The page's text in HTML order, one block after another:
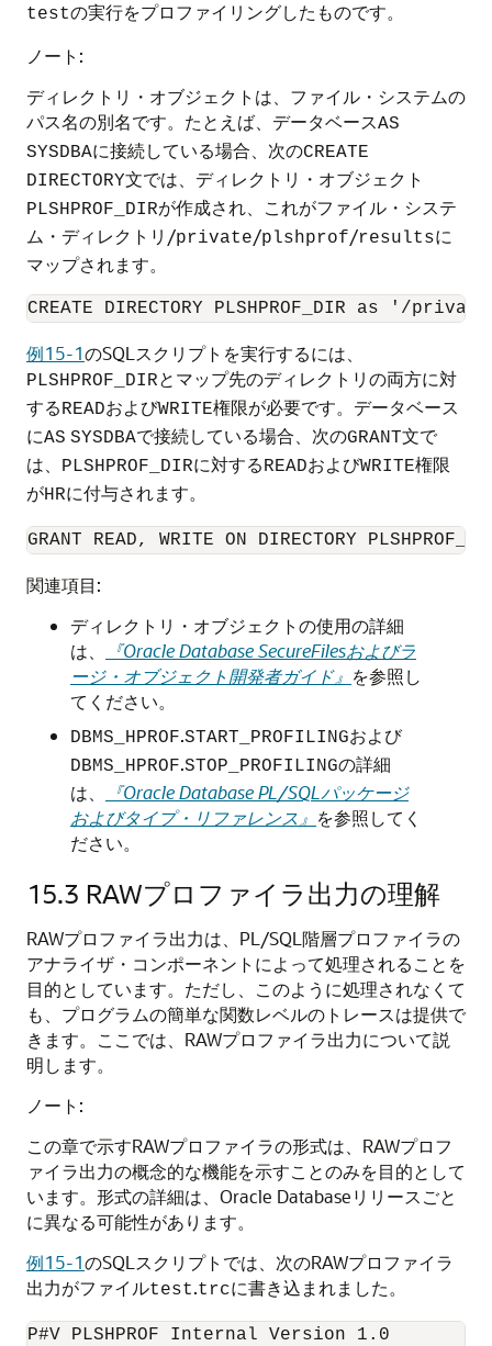
testの実行をプロファイリングしたものです。
ノート:
ディレクトリ・オブジェクトは、ファイル・システムの
パス名の別名です。たとえば、データベースAS
SYSDBAに接続している場合、次のCREATE
DIRECTORY文では、ディレクトリ・オブジェクト
PLSHPROF_DIRが作成され、これがファイル・システ
ム・ディレクトリ/private/plshprof/resultsに
マップされます。
CREATE DIRECTORY PLSHPROF_DIR as '/
例15-1のSQLスクリプトを実行するには、
PLSHPROF_DIRとマップ先のディレクトリの両方に対
するREADおよびWRITE権限が必要です。データベース
にAS SYSDBAで接続している場合、次のGRANT文で
は、
PLSHPROF_DIRに対するREADおよびWRITE権限
がHRに付与されます。
GRANT READ, WRITE ON DIRECTORY
関連項目:
ディレクトリ・オブジェクトの使用の詳細
は、
『Oracle Database SecureFilesおよびラ
ージ・オブジェクト開発者ガイド』 を参照し
てください。
DBMS_HPROF.START_PROFILINGおよび
DBMS_HPROF.STOP_PROFILINGの詳細
は、
『Oracle Database PL/SQLパッケージ
およびタイプ・リファレンス』 を参照してく
ださい。
15.3 RAWプロファイラ出力の理解
RAWプロファイラ出力は、PL/SQL階層プロファイラの
アナライザ・コンポーネントによって処理されることを
目的としています。ただし、このように処理されなくて
も、プログラムの簡単な関数レベルのトレースは提供で
きます。ここでは、RAWプロファイラ出力について説
明します。
ノート:
この章で示すRAWプロファイラの形式は、RAWプロフ
ァイラ出力の概念的な機能を示すことのみを目的として
います。形式の詳細は、Oracle Databaseリリースごと
に異なる可能性があります。
例15-1のSQLスクリプトでは、次のRAWプロファイラ
出力がファイルtest.trcに書き込まれました。
P#V PLSHPROF Internal Version 1.0